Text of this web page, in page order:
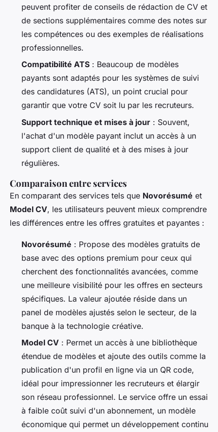
peuvent profiter de conseils de rédaction de CV et
de sections supplémentaires comme des notes sur
les compétences ou des exemples de réalisations
professionnelles.
Compatibilité ATS : Beaucoup de modèles
payants sont adaptés pour les systèmes de suivi
des candidatures (ATS), un point crucial pour
garantir que votre CV soit lu par les recruteurs.
Support technique et mises à jour : Souvent,
l'achat d'un modèle payant inclut un accès à un
support client de qualité et à des mises à jour
régulières.
Comparaison entre services
En comparant des services tels que Novorésumé et
Model CV, les utilisateurs peuvent mieux comprendre
les différences entre les offres gratuites et payantes :
Novorésumé : Propose des modèles gratuits de
base avec des options premium pour ceux qui
cherchent des fonctionnalités avancées, comme
une meilleure visibilité pour les offres en secteurs
spécifiques. La valeur ajoutée réside dans un
panel de modèles ajustés selon le secteur, de la
banque à la technologie créative.
Model CV : Permet un accès à une bibliothèque
étendue de modèles et ajoute des outils comme la
publication d'un profil en ligne via un QR code,
idéal pour impressionner les recruteurs et élargir
son réseau professionnel. Le service offre un essai
à faible coût suivi d'un abonnement, un modèle
économique qui permet un développement continu